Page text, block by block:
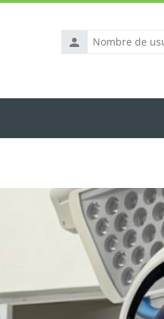
Nombre
de